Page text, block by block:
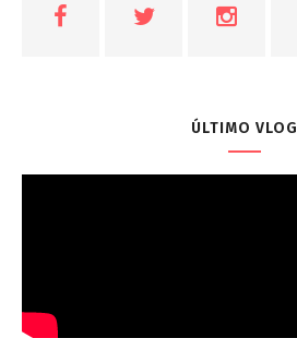
ÚLTIMO VLOG